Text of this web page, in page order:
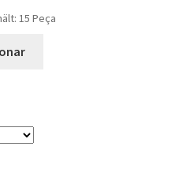
15 Peça